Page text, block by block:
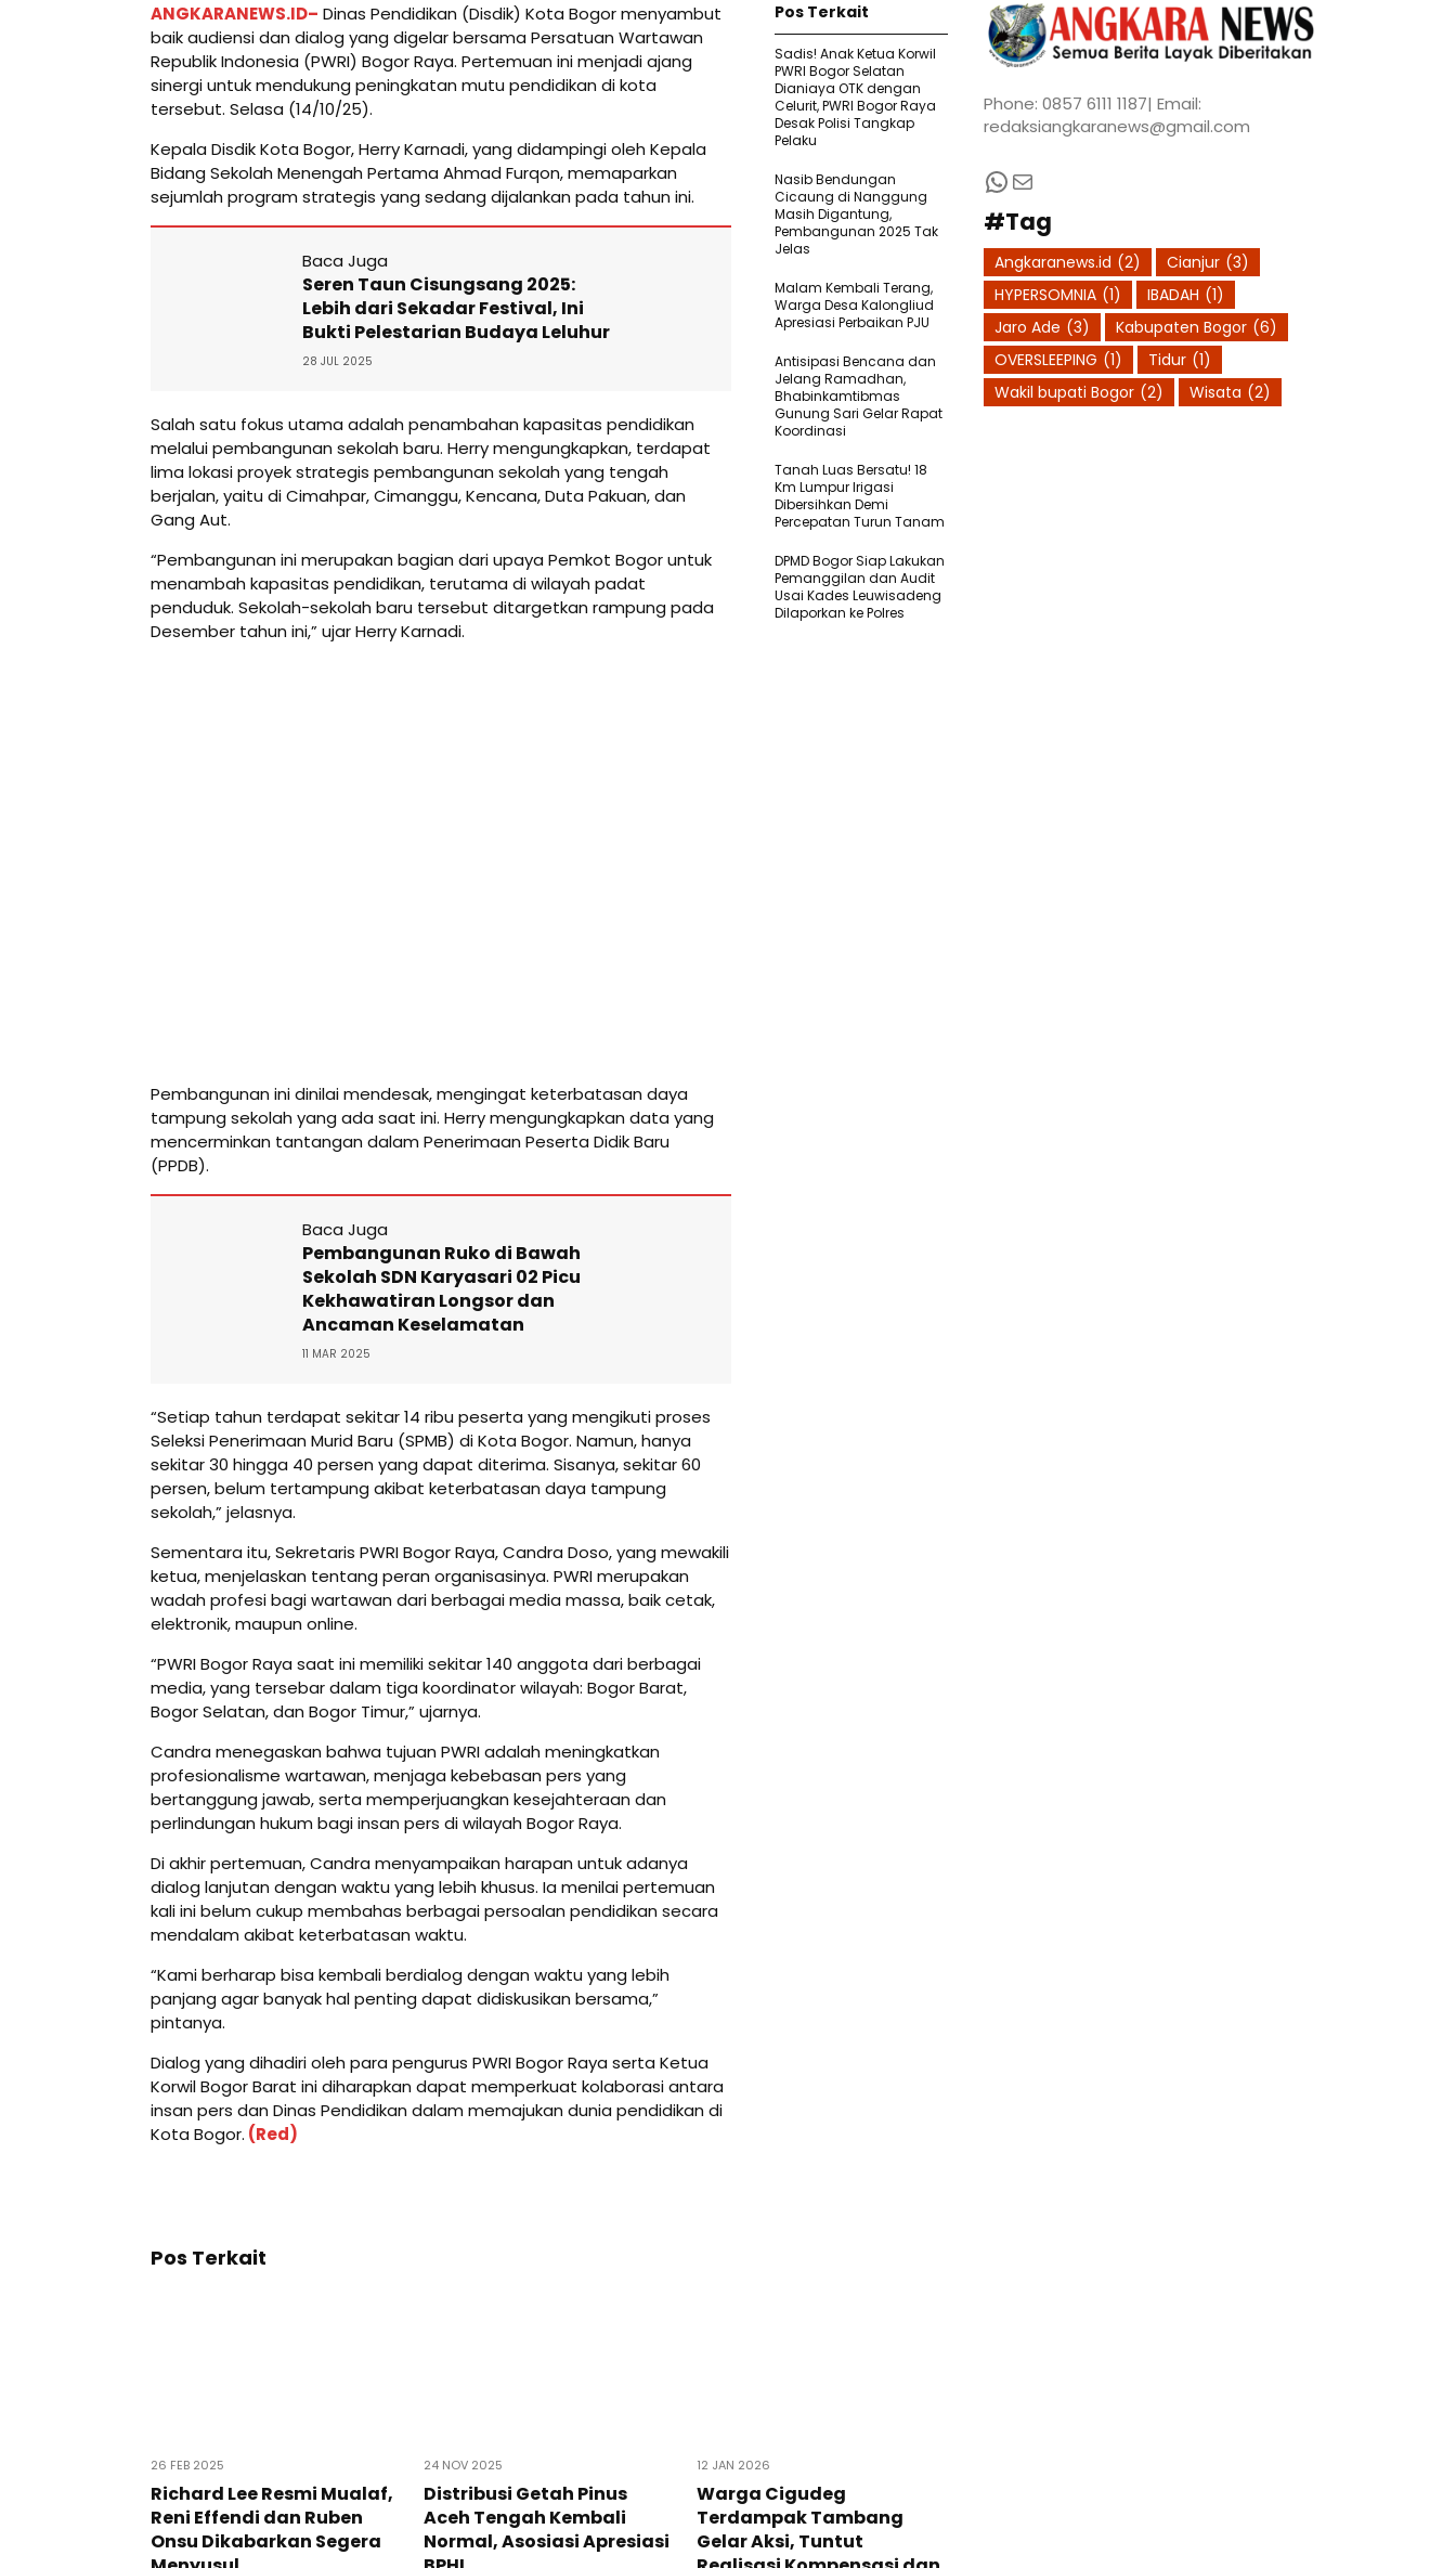
ANGKARANEWS.ID– Dinas Pendidikan (Disdik) Kota Bogor menyambut
baik audiensi dan dialog yang digelar bersama Persatuan Wartawan
Republik Indonesia (PWRI) Bogor Raya. Pertemuan ini menjadi ajang
sinergi untuk mendukung peningkatan mutu pendidikan di kota
tersebut. Selasa (14/10/25).
Kepala Disdik Kota Bogor, Herry Karnadi, yang didampingi oleh Kepala
Bidang Sekolah Menengah Pertama Ahmad Furqon, memaparkan
sejumlah program strategis yang sedang dijalankan pada tahun ini.
Baca Juga
Seren Taun Cisungsang 2025:
Lebih dari Sekadar Festival, Ini
Bukti Pelestarian Budaya Leluhur
28 JUL 2025
Salah satu fokus utama adalah penambahan kapasitas pendidikan
melalui pembangunan sekolah baru. Herry mengungkapkan, terdapat
lima lokasi proyek strategis pembangunan sekolah yang tengah
berjalan, yaitu di Cimahpar, Cimanggu, Kencana, Duta Pakuan, dan
Gang Aut.
“Pembangunan ini merupakan bagian dari upaya Pemkot Bogor untuk
menambah kapasitas pendidikan, terutama di wilayah padat
penduduk. Sekolah-sekolah baru tersebut ditargetkan rampung pada
Desember tahun ini,” ujar Herry Karnadi.
Pembangunan ini dinilai mendesak, mengingat keterbatasan daya
tampung sekolah yang ada saat ini. Herry mengungkapkan data yang
mencerminkan tantangan dalam Penerimaan Peserta Didik Baru
(PPDB).
Baca Juga
Pembangunan Ruko di Bawah
Sekolah SDN Karyasari 02 Picu
Kekhawatiran Longsor dan
Ancaman Keselamatan
11 MAR 2025
“Setiap tahun terdapat sekitar 14 ribu peserta yang mengikuti proses
Seleksi Penerimaan Murid Baru (SPMB) di Kota Bogor. Namun, hanya
sekitar 30 hingga 40 persen yang dapat diterima. Sisanya, sekitar 60
persen, belum tertampung akibat keterbatasan daya tampung
sekolah,” jelasnya.
Sementara itu, Sekretaris PWRI Bogor Raya, Candra Doso, yang mewakili
ketua, menjelaskan tentang peran organisasinya. PWRI merupakan
wadah profesi bagi wartawan dari berbagai media massa, baik cetak,
elektronik, maupun online.
“PWRI Bogor Raya saat ini memiliki sekitar 140 anggota dari berbagai
media, yang tersebar dalam tiga koordinator wilayah: Bogor Barat,
Bogor Selatan, dan Bogor Timur,” ujarnya.
Candra menegaskan bahwa tujuan PWRI adalah meningkatkan
profesionalisme wartawan, menjaga kebebasan pers yang
bertanggung jawab, serta memperjuangkan kesejahteraan dan
perlindungan hukum bagi insan pers di wilayah Bogor Raya.
Di akhir pertemuan, Candra menyampaikan harapan untuk adanya
dialog lanjutan dengan waktu yang lebih khusus. Ia menilai pertemuan
kali ini belum cukup membahas berbagai persoalan pendidikan secara
mendalam akibat keterbatasan waktu.
“Kami berharap bisa kembali berdialog dengan waktu yang lebih
panjang agar banyak hal penting dapat didiskusikan bersama,”
pintanya.
Dialog yang dihadiri oleh para pengurus PWRI Bogor Raya serta Ketua
Korwil Bogor Barat ini diharapkan dapat memperkuat kolaborasi antara
insan pers dan Dinas Pendidikan dalam memajukan dunia pendidikan di
Kota Bogor. (Red)
Pos Terkait
Sadis! Anak Ketua Korwil
PWRI Bogor Selatan
Dianiaya OTK dengan
Celurit, PWRI Bogor Raya
Desak Polisi Tangkap
Pelaku
Nasib Bendungan
Cicaung di Nanggung
Masih Digantung,
Pembangunan 2025 Tak
Jelas
Malam Kembali Terang,
Warga Desa Kalongliud
Apresiasi Perbaikan PJU
Antisipasi Bencana dan
Jelang Ramadhan,
Bhabinkamtibmas
Gunung Sari Gelar Rapat
Koordinasi
Tanah Luas Bersatu! 18
Km Lumpur Irigasi
Dibersihkan Demi
Percepatan Turun Tanam
DPMD Bogor Siap Lakukan
Pemanggilan dan Audit
Usai Kades Leuwisadeng
Dilaporkan ke Polres
Pos Terkait
26 FEB 2025
Richard Lee Resmi Mualaf,
Reni Effendi dan Ruben
Onsu Dikabarkan Segera
24 NOV 2025
Distribusi Getah Pinus
Aceh Tengah Kembali
Normal, Asosiasi Apresiasi
12 JAN 2026
Warga Cigudeg
Terdampak Tambang
Gelar Aksi, Tuntut
Phone: 0857 6111 1187| Email:
redaksiangkaranews@gmail.com
WhatsApp
Mail
#Tag
Angkaranews.id (2) Cianjur (3)
HYPERSOMNIA (1) IBADAH (1)
Jaro Ade (3) Kabupaten Bogor (6)
OVERSLEEPING (1) Tidur (1)
Wakil bupati Bogor (2) Wisata (2)